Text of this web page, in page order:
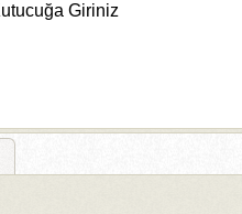
Giriniz